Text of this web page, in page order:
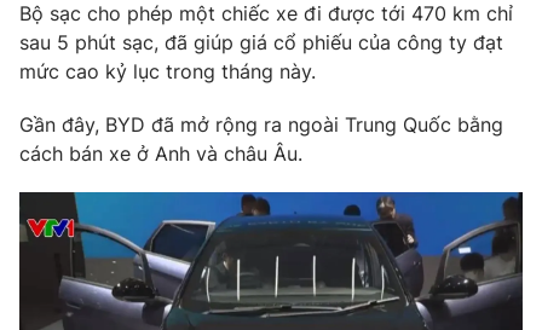
Hậu trường
Khán giả
Giải sao mai
Giải trí
Điện ảnh
Âm nhạc
Sao
Đời sống
Du lịch
Chất lượng cuộc sống
Giáo dục
Tuyển sinh
Học trực tuyến
Công nghệ
Hitech Công nghệ tương lai
Sản phẩm
Giao lưu trực tuyến
Bộ sạc cho phép một chiếc xe đi được tới 470 km chỉ
sau 5 phút sạc, đã giúp giá cổ phiếu của công ty đạt
mức cao kỷ lục trong tháng này.
Gần đây, BYD đã mở rộng ra ngoài Trung Quốc bằng
cách bán xe ở Anh và châu Âu.